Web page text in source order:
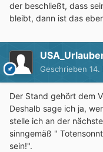
der beschließt, dass
bleibt, dann ist das
Geschrieben 14.
Der Stand gehört dem
Deshalb sage ich ja,
stelle ich an der
sinngemäß "
sein!".